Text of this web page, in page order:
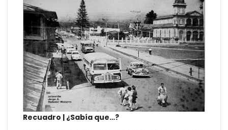
Recuadro | ¿Sabía que…?